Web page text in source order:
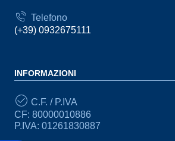
Telefono
(+39) 0932675111
INFORMAZIONI
C.F. / P.IVA
CF: 80000010886
P.IVA: 01261830887